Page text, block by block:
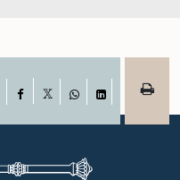
Facebook
WhatsAppLinkedIn